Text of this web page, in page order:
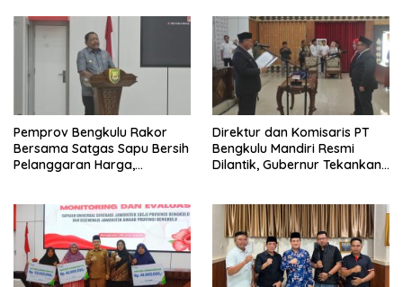
Pemprov Bengkulu Rakor
Bersama Satgas Sapu Bersih
Pelanggaran Harga,
Masih Jadi Sorotan
Direktur dan Komisaris PT
Bengkulu Mandiri Resmi
Dilantik, Gubernur Tekankan